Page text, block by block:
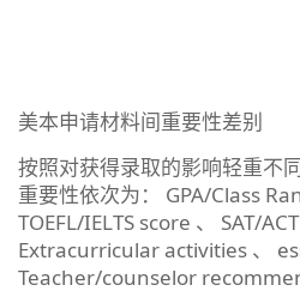
美本申请材料间重要性差别
按照对获得录取的影响轻重不
重要性依次为： GPA/Class
TOEFL/IELTS score 、 SAT/ACT
Extracurricular activities 、
Teacher/counselor